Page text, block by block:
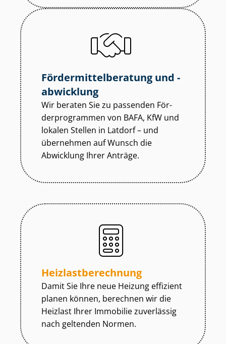
För­der­mit­tel­be­ra­tung und -
abwicklung
Wir beraten Sie zu passenden För­
der­pro­gram­men von BAFA, KfW und
lokalen Stellen in Latdorf – und
übernehmen auf Wunsch die
Abwicklung Ihrer Anträge.
Heiz­last­be­rech­nung
Damit Sie Ihre neue Heizung effizient
planen können, berechnen wir die
Heizlast Ihrer Immobilie zuverlässig
nach geltenden Normen.